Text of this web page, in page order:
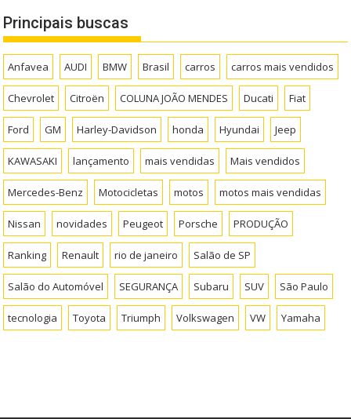
Principais buscas
Anfavea AUDI BMW Brasil carros carros mais vendidos
Chevrolet Citroën COLUNA JOÃO MENDES Ducati Fiat
Ford GM Harley-Davidson honda Hyundai Jeep
KAWASAKI lançamento mais vendidas Mais vendidos
Mercedes-Benz Motocicletas motos motos mais vendidas
Nissan novidades Peugeot Porsche PRODUÇÃO
Ranking Renault rio de janeiro Salão de SP
Salão do Automóvel SEGURANÇA Subaru SUV São Paulo
tecnologia Toyota Triumph Volkswagen VW Yamaha